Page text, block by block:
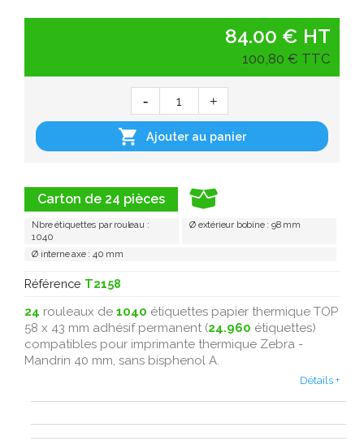
Carton de 24 pièces
Nbre étiquettes par rouleau :
1040
Ø extérieur bobine : 98 mm
Ø interne axe : 40 mm
Référence T2158
24 rouleaux de 1040 étiquettes papier thermique TOP
58 x 43 mm adhésif permanent (24.960 étiquettes)
compatibles pour imprimante thermique Zebra -
Mandrin 40 mm, sans bisphenol A.
Détails +
84.00 € HT
100,80 € TTC
 Ajouter au panier